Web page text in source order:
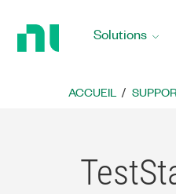
Solutions
ACCUEIL